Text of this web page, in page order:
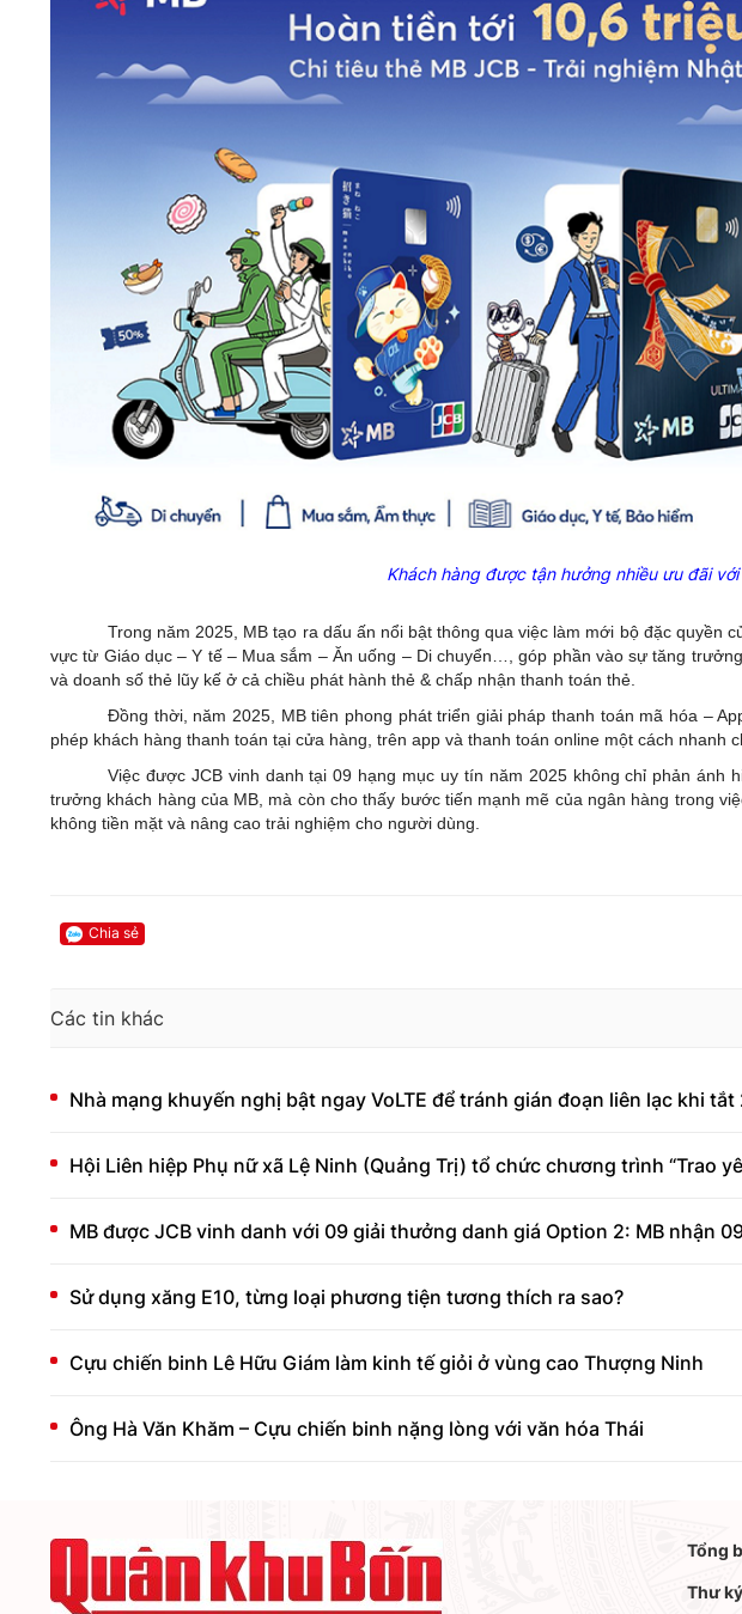
Khách hàng được tận hưởng nhiều ưu đãi với
Trong năm 2025, MB tạo ra dấu ấn nổi bật thông qua việc làm mới bộ đặc quyền
vực từ Giáo dục – Y tế – Mua sắm – Ăn uống – Di chuyển…, góp phần vào sự tăng
và doanh số thẻ lũy kế ở cả chiều phát hành thẻ & chấp nhận thanh toán thẻ.
Đồng thời, năm 2025, MBtiên phong phát triển giải pháp thanh toán mã hóa –
phép khách hàng thanh toán tại cửa hàng, trên app và thanh toán online một cách nhanh
Việc được JCB vinh danh tại 09 hạng mục uy tín năm 2025 không chỉ phản ánh
trưởng khách hàng của MB, mà còn cho thấy bước tiến mạnh mẽ của ngân hàng trong
không tiền mặt và nâng cao trải nghiệm cho người dùng.
Chia sẻ
Các tin khác
Nhà mạng khuyến nghị bật ngay VoLTE để tránh gián đoạn liên lạc khi tắt
Hội Liên hiệp Phụ nữ xã Lệ Ninh (Quảng Trị) tổ chức chương trình “Trao
MB được JCB vinh danh với 09 giải thưởng danh giá Option 2: MB nhận
Sử dụng xăng E10, từng loại phương tiện tương thích ra sao?
Cựu chiến binh Lê Hữu Giám làm kinh tế giỏi ở vùng cao Thượng Ninh
Ông Hà Văn Khăm – Cựu chiến binh nặng lòng với văn hóa Thái
Tổng
Thư